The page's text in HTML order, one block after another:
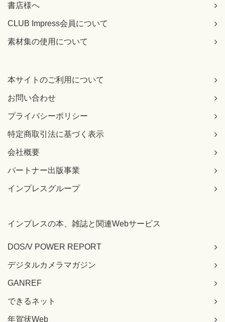
書店様へ
CLUB Impress会員について
素材集の使用について
本サイトのご利用について
お問い合わせ
プライバシーポリシー
特定商取引法に基づく表示
会社概要
パートナー出版事業
インプレスグループ
インプレスの本、雑誌と関連Webサービス
DOS/V POWER REPORT
デジタルカメラマガジン
GANREF
できるネット
年賀状Web